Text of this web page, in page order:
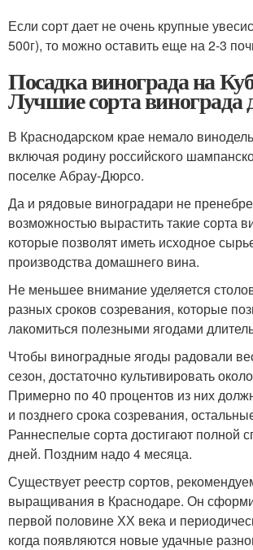
Если сорт дает не очень крупные
500г), то можно оставить еще на 2-3
Посадка винограда на
Лучшие сорта винограда
В Краснодарском крае немало
включая родину российского
поселке Абрау-Дюрсо.
Да и рядовые виноградари не
возможностью вырастить такие сорта
которые позволят иметь исходное
производства домашнего вина.
Не меньшее внимание уделяется
разных сроков созревания, которые
лакомиться полезными ягодами
Чтобы виноградные ягоды радовали
сезон, достаточно культивировать
Примерно по 40 процентов из них
и позднего срока созревания,
Раннеспелые сорта достигают полной
дней. Поздним надо 4 месяца.
Существует реестр сортов,
выращивания в Краснодаре. Он
первой половине ХХ века и
когда появляются новые удачные